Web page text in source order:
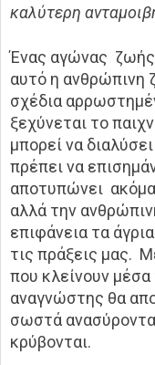
καλύτερη
Ένας αγώνας ζωής
αυτό η ανθρώπινη
σχέδια
ξεχύνεται το
μπορεί να
πρέπει να
αποτυπώνει
αλλά την
επιφάνεια τα
τις πράξεις μας.
που κλείνουν
αναγνώστης θα
σωστά
κρύβονται.